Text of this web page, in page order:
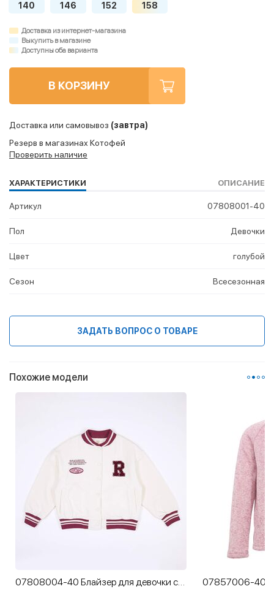
140 146 152 158
Доставка из интернет-магазина
Выкупить в магазине
Доступны оба варианта
В КОРЗИНУ
Доставка или самовывоз (завтра)
Резерв в магазинах Котофей
Проверить наличие
ХАРАКТЕРИСТИКИ ОПИСАНИЕ
Артикул 07808001-40
Пол Девочки
Цвет голубой
Сезон Всесезонная
ЗАДАТЬ ВОПРОС О ТОВАРЕ
Похожие модели
07808004-40 Блайзер для девочки светло-бежевый